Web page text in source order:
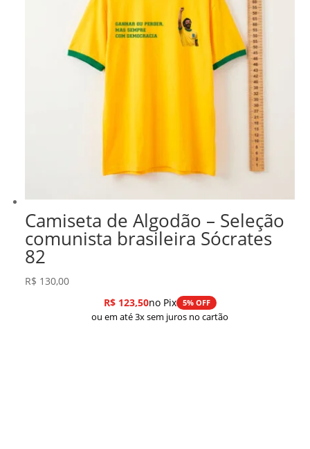
Camiseta de Algodão – Seleção
comunista brasileira Sócrates
82
R$ 130,00
R$123,50no Pix 5% OFF
ou em até 3x sem juros no cartão